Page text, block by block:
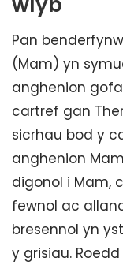
Pan
(Mam) yn
anghenion
cartref gan
sicrhau bod y
anghenion
digonol i Mam,
fewnol ac
bresennol yn
y grisiau.